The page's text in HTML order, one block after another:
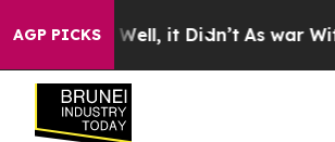
AGP PICKS
40%. Well, it Didn’t As war With